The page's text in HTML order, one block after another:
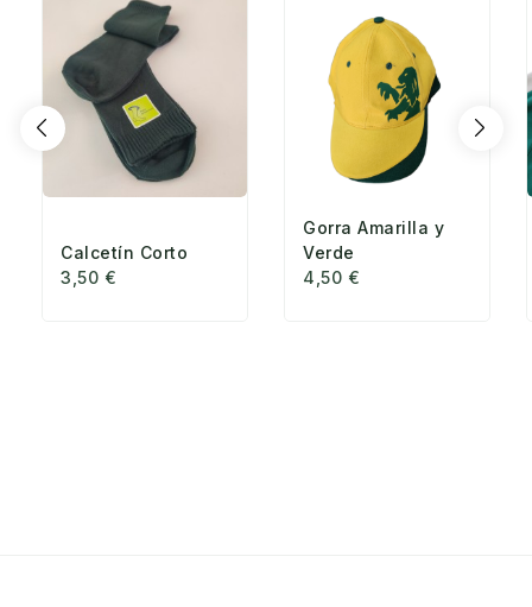
Calcetín Corto
3,50 €
Gorra Amarilla y
Verde
4,50 €